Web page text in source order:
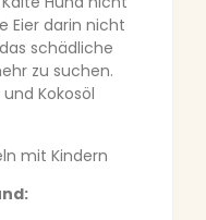
Eier darin nicht
schädliche
zu suchen.
Kokosöl